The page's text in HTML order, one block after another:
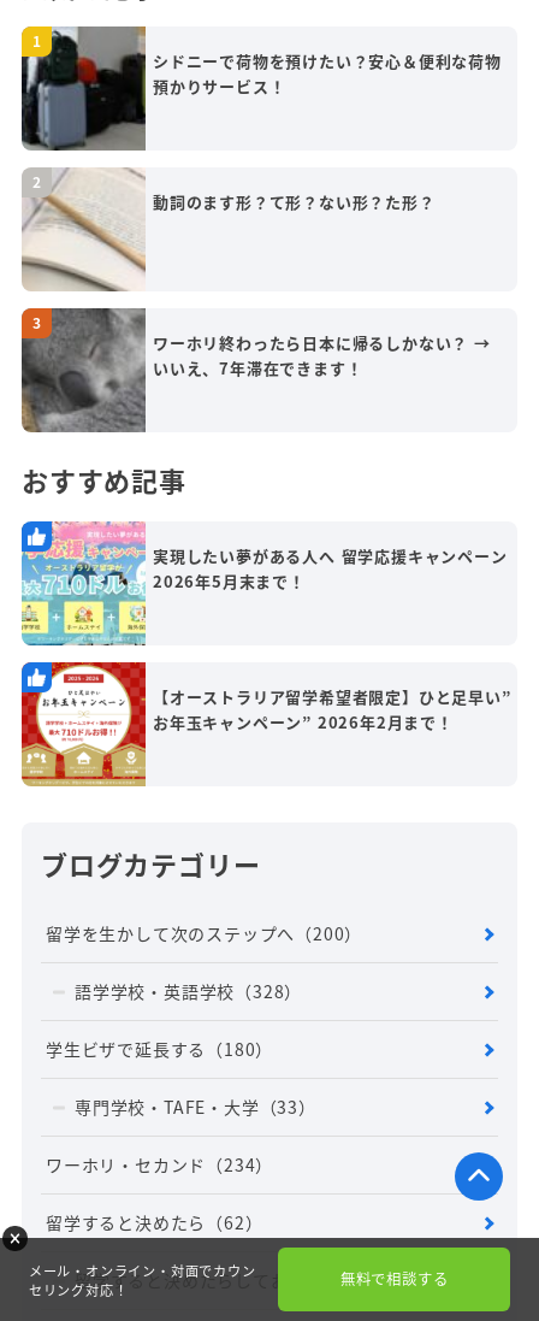
シドニーで荷物を預けたい？安心＆便利な荷物
預かりサービス！
動詞のます形？て形？ない形？た形？
ワーホリ終わったら日本に帰るしかない？ →
いいえ、7年滞在できます！
おすすめ記事
実現したい夢がある人へ 留学応援キャンペーン
2026年5月末まで！
【オーストラリア留学希望者限定】ひと足早い”
お年玉キャンペーン” 2026年2月まで！
ブログカテゴリー
留学を生かして次のステップへ （200）
語学学校・英語学校 （328）
学生ビザで延長する （180）
専門学校・TAFE・大学 （33）
ワーホリ・セカンド （234）
留学すると決めたら （62）
留学すると決めたらしておくべきこと（10）
メール・オンライン・対面でカウン
セリング対応！
無料で相談する